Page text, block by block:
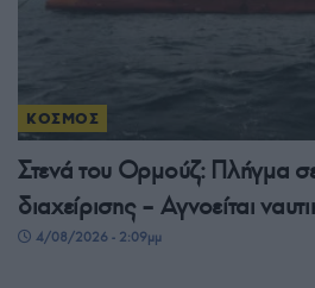
ΚΟΣΜΟΣ
Στενά του Ορμούζ: Πλήγμα
διαχείρισης – Αγνοείται
4/08/2026 - 2:09μμ